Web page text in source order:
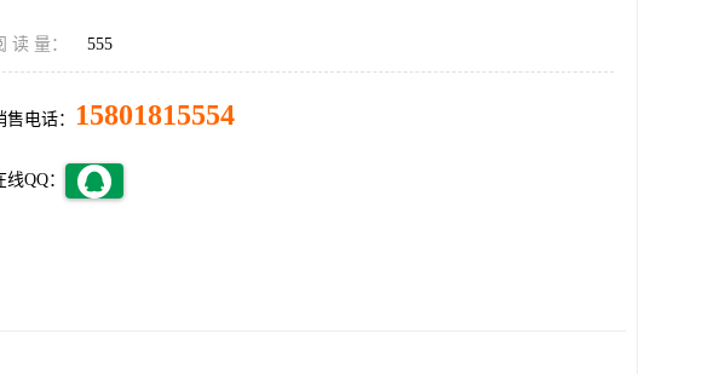
读 量： 555
售电话： 15801815554
线QQ：